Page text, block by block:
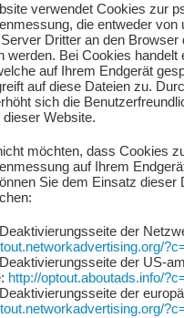
verwendet Cookies zur
die entweder von
Dritter an den Browser
werden. Bei Cookies
auf Ihrem Endgerät
auf diese Dateien zu.
sich die
dieser Website.
möchten, dass Cookies
auf Ihrem
Sie dem Einsatz dieser
der
der US-
http://optout.aboutads.info/
der